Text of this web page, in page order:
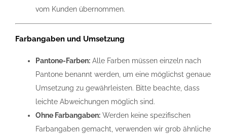
vom Kunden übernommen.
Farbangaben und Umsetzung
Pantone-Farben:Alle Farben müssen einzeln nach
Pantone benannt werden, um eine möglichst genaue
Umsetzung zu gewährleisten. Bitte beachte, dass
leichte Abweichungen möglich sind.
Ohne Farbangaben:Werden keine spezifischen
Farbangaben gemacht, verwenden wir grob ähnliche